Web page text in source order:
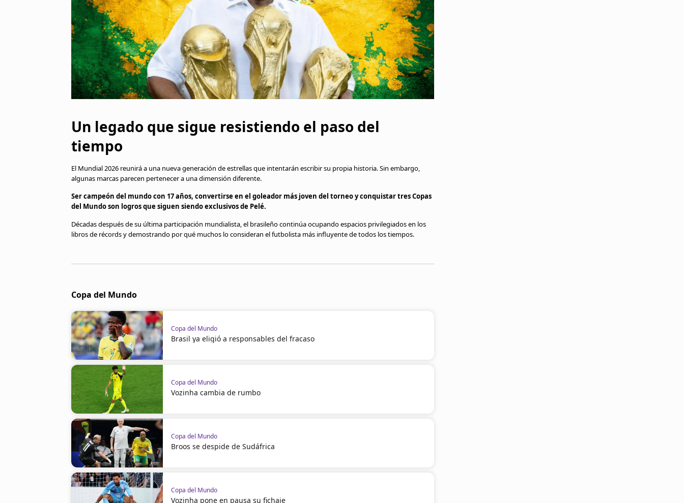
Un legado que sigue resistiendo el paso del
tiempo
El Mundial 2026 reunirá a una nueva generación de estrellas que intentarán escribir su propia historia. Sin embargo,
algunas marcas parecen pertenecer a una dimensión diferente.
Ser campeón del mundo con 17 años, convertirse en el goleador más joven del torneo y conquistar tres Copas
del Mundo son logros que siguen siendo exclusivos de Pelé.
Décadas después de su última participación mundialista, el brasileño continúa ocupando espacios privilegiados en los
libros de récords y demostrando por qué muchos lo consideran el futbolista más influyente de todos los tiempos.
Copa del Mundo
Copa del Mundo
Brasil ya eligió a responsables del fracaso
Copa del Mundo
Vozinha cambia de rumbo
Copa del Mundo
Broos se despide de Sudáfrica
Copa del Mundo
Vozinha pone en pausa su fichaje